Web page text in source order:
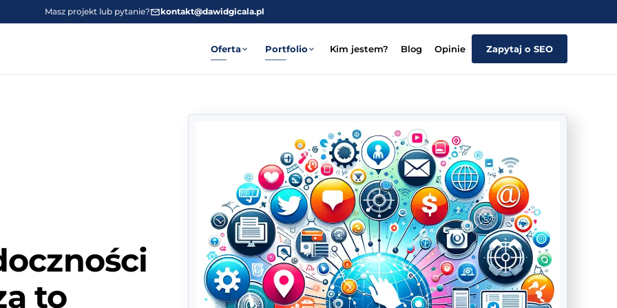
Masz projekt lub pytanie? kontakt@dawidgicala.pl
Oferta Portfolio Kim jestem? Blog Opinie Zapytaj o SEO
to